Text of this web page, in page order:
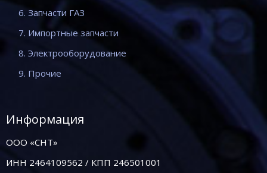
6. Запчасти ГАЗ
7. Импортные запчасти
8. Электрооборудование
9. Прочие
Информация
ООО «СНТ»
ИНН 2464109562 / КПП 246501001